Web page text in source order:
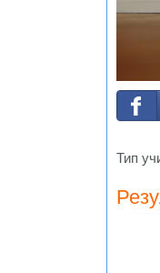
Тип